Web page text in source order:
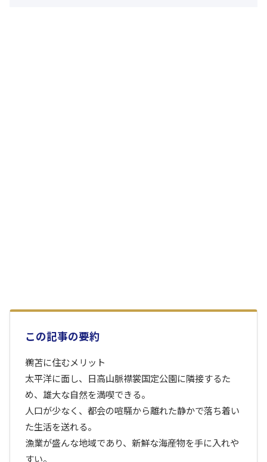
この記事の要約
鵜苫に住むメリット
太平洋に面し、日高山脈襟裳国定公園に隣接するた
め、雄大な自然を満喫できる。
人口が少なく、都会の喧騒から離れた静かで落ち着い
た生活を送れる。
漁業が盛んな地域であり、新鮮な海産物を手に入れや
すい。